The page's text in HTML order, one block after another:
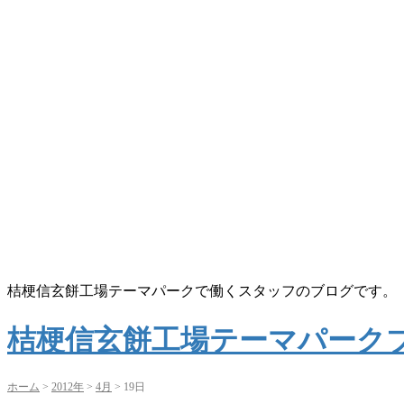
桔梗信玄餅工場テーマパークで働くスタッフのブログです。
桔梗信玄餅工場テーマパーク
ホーム > 2012年 > 4月 > 19日